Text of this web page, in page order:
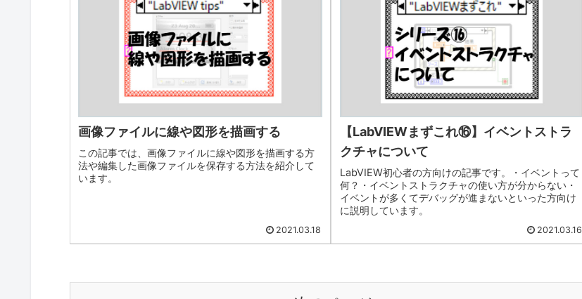
画像ファイルに線や図形を描画する
この記事では、画像ファイルに線や図形を描画する方
法や編集した画像ファイルを保存する方法を紹介して
います。
2021.03.18
【LabVIEWまずこれ⑯】イベントストラ
クチャについて
LabVIEW初心者の方向けの記事です。・イベントって
何？・イベントストラクチャの使い方が分からない・
イベントが多くてデバッグが進まないといった方向け
に説明しています。
2021.03.16